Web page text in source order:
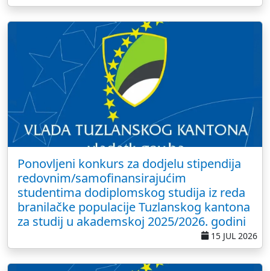
Ponovljeni konkurs za dodjelu stipendija
redovnim/samofinansirajućim
studentima dodiplomskog studija iz reda
branilačke populacije Tuzlanskog kantona
za studij u akademskoj 2025/2026. godini
15 JUL 2026